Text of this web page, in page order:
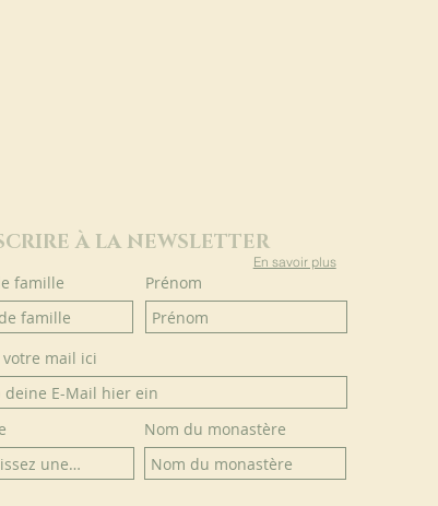
À LA NEWSLETTER
En savoir plus
famille Prénom
votre mail ici
Nom du monastère